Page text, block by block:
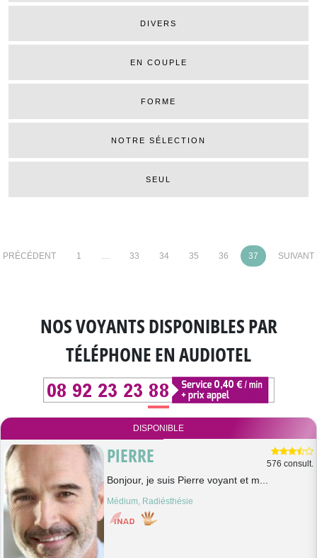
DIVERS
EN COUPLE
FORME
NOTRE SÉLECTION
SEUL
PRÉCÉDENT 1 33 34 35 36 37 SUIVANT
NOS VOYANTS DISPONIBLESPAR
TÉLÉPHONE EN AUDIOTEL
DISPONIBLE
PIERRE 576 consult.
Bonjour, je suis Pierre voyant et m...
Médium, Radiésthésie